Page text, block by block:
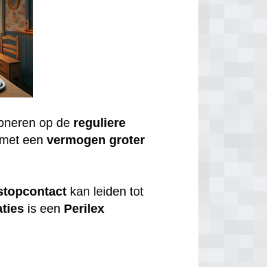
op de reguliere
met eenvermogen groter
kan leiden tot
is een Perilex